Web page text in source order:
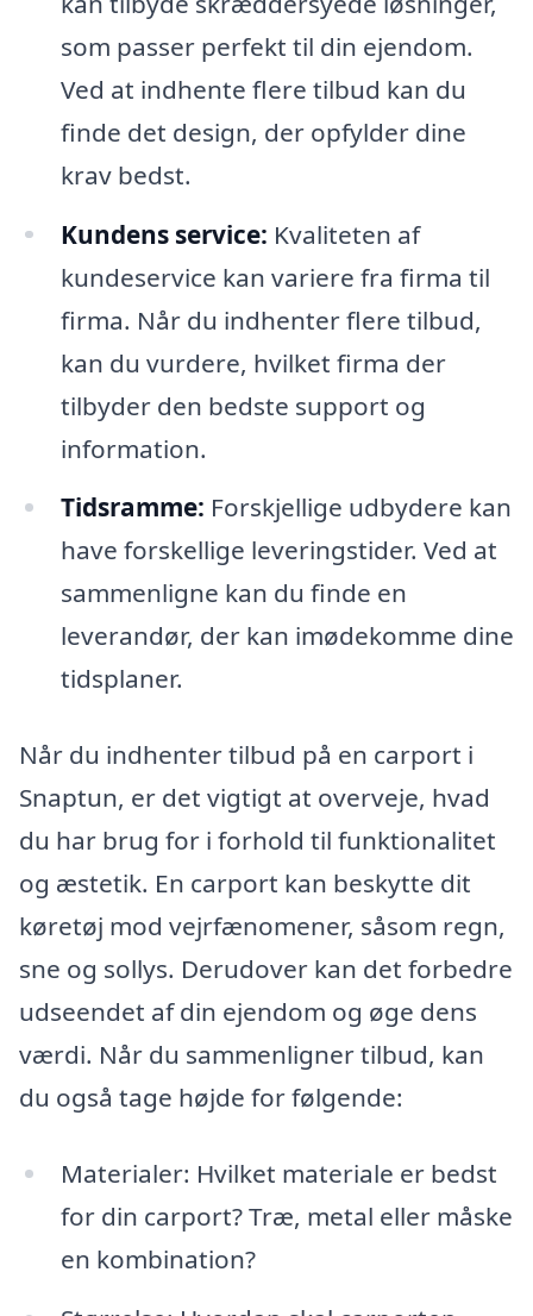
som passer perfekt til din ejendom.
Ved at indhente flere tilbud kan du
finde det design, der opfylder dine
krav bedst.
Kundens service: Kvaliteten af
kundeservice kan variere fra firma til
firma. Når du indhenter flere tilbud,
kan du vurdere, hvilket firma der
tilbyder den bedste support og
information.
Tidsramme: Forskjellige udbydere kan
have forskellige leveringstider. Ved at
sammenligne kan du finde en
leverandør, der kan imødekomme dine
tidsplaner.
Når du indhenter tilbud på en carport i
Snaptun, er det vigtigt at overveje, hvad
du har brug for i forhold til funktionalitet
og æstetik. En carport kan beskytte dit
køretøj mod vejrfænomener, såsom regn,
sne og sollys. Derudover kan det forbedre
udseendet af din ejendom og øge dens
værdi. Når du sammenligner tilbud, kan
du også tage højde for følgende:
Materialer: Hvilket materiale er bedst
for din carport? Træ, metal eller måske
en kombination?